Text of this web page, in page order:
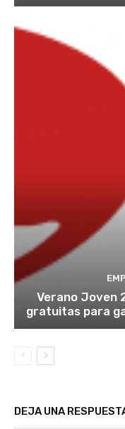
Verano Joven
gratuitas para
DEJA UNA